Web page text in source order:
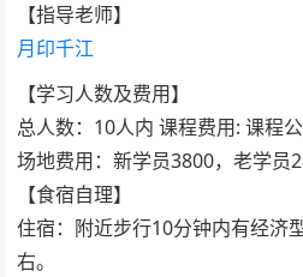
【指导老师】
月印千江
【学习人数及费用】
总人数：10人内 课程费用: 课程
场地费用：新学员3800，老学员
【食宿自理】
住宿：附近步行10分钟内有经济
右。